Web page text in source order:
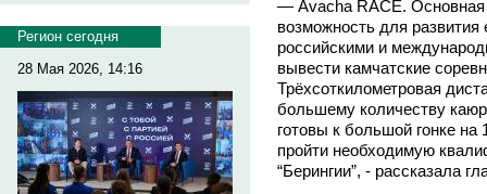
Регион сегодня
28 Мая 2026, 14:16
— Avacha RACE. Основная
возможность для развития
российскими и
вывести камчатские
Трёхсоткилометровая
большему количеству
готовы к большой гонке
пройти необходимую
“Берингии”, - рассказала